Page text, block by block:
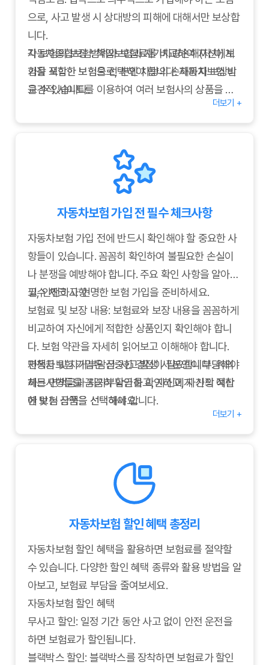
를 절약할 수 있습니다.
으로, 사고 발생 시 상대방의 피해에 대해서만 보상합
니다.
자동차종합보험: 책임보험과 자기차량손해(자차) 보
험을 포함한 보험으로, 본인 차량의 손해까지 보상받
을 수 있습니다.
운전자보험: 운전자의 부상이나 사망, 벌금 등을 보장
하는 보험으로, 자동차보험과 함께 가입하면 더욱 든
각 보험의 보장 범위와 보험료를 비교하여 자신에게
가장 적합한 보험을 선택해야 합니다. 자동차보험 비
교견적 사이트를 이용하여 여러 보험사의 상품을 비
량 종류, 예산 등을 고려하여 최적의 보험 상품을 선
더보기 +
자동차보험 가입 전 필수 체크사항
자동차보험 가입 전에 반드시 확인해야 할 중요한 사
항들이 있습니다. 꼼꼼히 확인하여 불필요한 손실이
나 분쟁을 예방해야 합니다. 주요 확인 사항을 알아보
고, 안전하고 현명한 보험 가입을 준비하세요.
필수 체크 사항
보험료 및 보장 내용: 보험료와 보장 내용을 꼼꼼하게
비교하여 자신에게 적합한 상품인지 확인해야 합니
다. 보험 약관을 자세히 읽어보고 이해해야 합니다.
면책금 및 자기부담금: 사고 발생 시 본인이 부담해야
하는 면책금과 자기부담금을 확인하고, 자신의 예산
에 맞는 금액을 선택해야 합니다.
할인 혜택: 무사고 할인, 블랙박스 할인, 안전운전 할
인 등 다양한 할인 혜택을 활용하여 보험료를 절약할
보험사의 신뢰도 및 고객 만족도: 보험사의 신뢰도와
고객 만족도를 확인하여 사고 발생 시 원활한 보상을
특약 및 추가 보장: 필요에 따라 특약을 추가하여 보장
범위를 확대할 수 있습니다. 자신에게 필요한 특약을
선택해야 합니다.
운전자 범위: 운전자 범위를 명확히 설정하여 보험료
를 절약하고, 불필요한 분쟁을 예방해야 합니다.
자동차보험 가입은 신중한 결정이 필요합니다. 위의
체크사항들을 꼼꼼히 확인하고, 자신에게 가장 적합
한 보험 상품을 선택하세요.
더보기 +
자동차보험 할인 혜택 총정리
자동차보험 할인 혜택을 활용하면 보험료를 절약할
수 있습니다. 다양한 할인 혜택 종류와 활용 방법을 알
아보고, 보험료 부담을 줄여보세요.
자동차보험 할인 혜택
무사고 할인: 일정 기간 동안 사고 없이 안전 운전을
하면 보험료가 할인됩니다.
블랙박스 할인: 블랙박스를 장착하면 보험료가 할인